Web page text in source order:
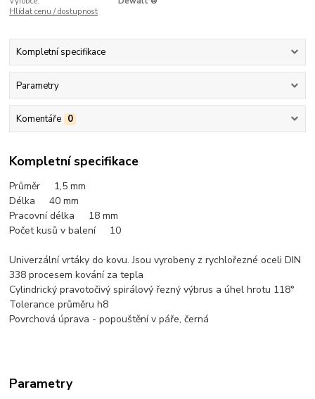
Hlídat cenu / dostupnost
Kompletní specifikace
Parametry
Komentáře 0
Kompletní specifikace
Průměr 1,5 mm
Délka 40 mm
Pracovní délka 18 mm
Počet kusů v balení 10
Univerzální vrtáky do kovu. Jsou vyrobeny z rychlořezné oceli DIN
338 procesem kování za tepla
Cylindrický pravotočivý spirálový řezný výbrus a úhel hrotu 118°
Tolerance průměru h8
Povrchová úprava - popouštění v páře, černá
Parametry